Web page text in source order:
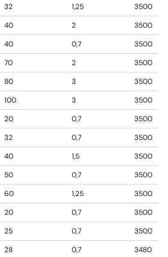
32 1,25
3500
40 2
3500
40 0,7
3500
70 2
3500
80 3
3500
100 3
3500
20 0,7
3500
32 0,7
3500
40 1,5
3500
50 0,7
3500
60 1,25
3500
20 0,7
3500
25 0,7
3500
28 0,7
3480